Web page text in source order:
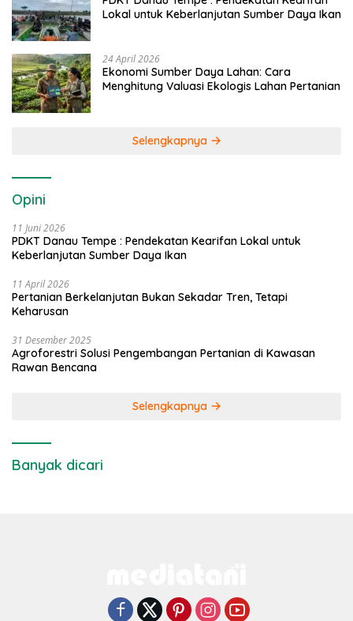
Lokal untuk Keberlanjutan Sumber Daya Ikan
24 April 2026
Ekonomi Sumber Daya Lahan: Cara
Menghitung Valuasi Ekologis Lahan Pertanian
Selengkapnya
Opini
11 Juni 2026
PDKT Danau Tempe : Pendekatan Kearifan Lokal untuk
Keberlanjutan Sumber Daya Ikan
11 April 2026
Pertanian Berkelanjutan Bukan Sekadar Tren, Tetapi
Keharusan
31 Desember 2025
Agroforestri Solusi Pengembangan Pertanian di Kawasan
Rawan Bencana
Selengkapnya
Banyak dicari